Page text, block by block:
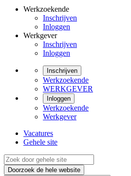
Werkzoekende
Inschrijven
Inloggen
Werkgever
Inschrijven
Inloggen
Inschrijven
Werkzoekende
WERKGEVER
Inloggen
Werkzoekende
Werkgever
Vacatures
Gehele site